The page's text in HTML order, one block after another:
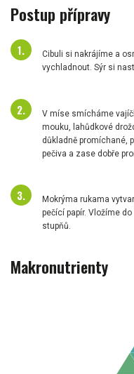
Postup přípravy
Cibuli si nakrájíme a
vychladnout. Sýr si
V míse smícháme
mouku, lahůdkové
důkladně promíchané,
pečiva a zase dobře
Mokrýma rukama
pečící papír. Vložíme
stupňů.
Makronutrienty